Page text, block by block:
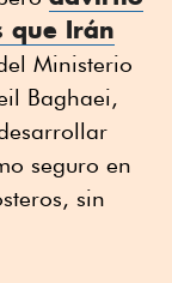
que Irán
Ministerio
Baghaei,
seguro en
sin